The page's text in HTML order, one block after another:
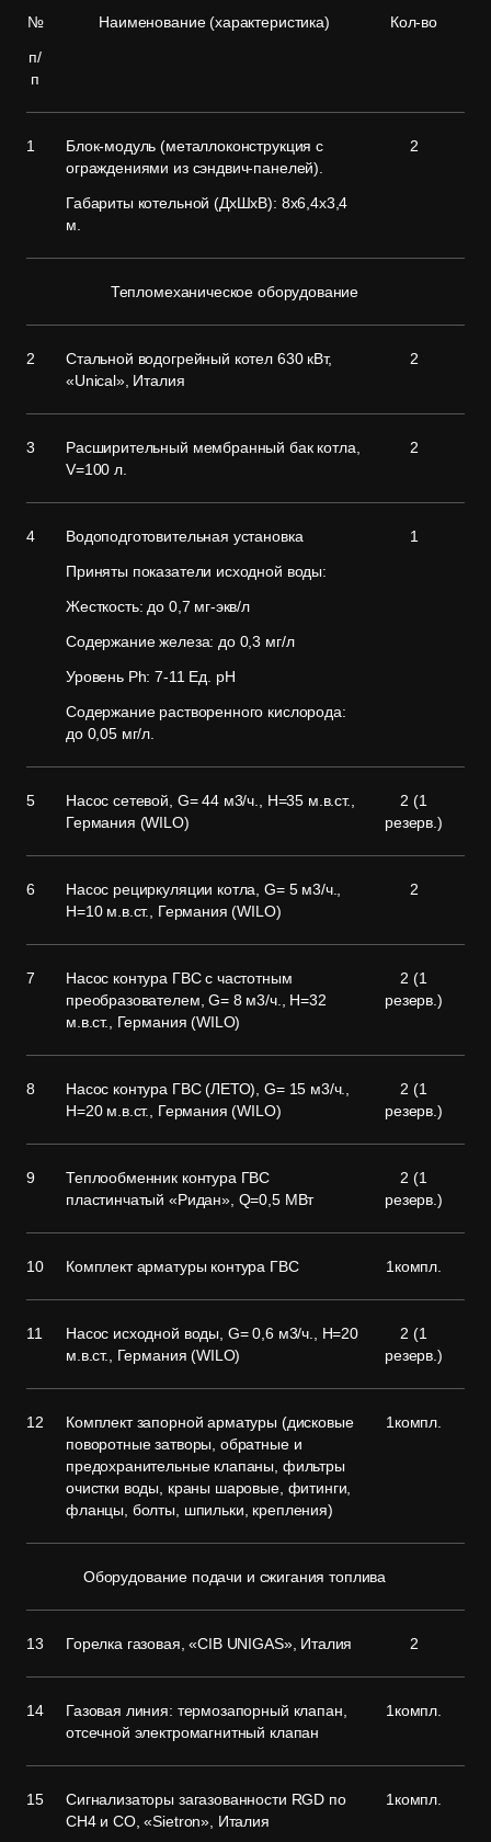
№
п/
п
Наименование (характеристика) Кол-во
1
Блок-модуль (металлоконструкция с
ограждениями из сэндвич-панелей).
Габариты котельной (ДхШхВ): 8х6,4х3,4
м.
2
Тепломеханическое оборудование
2
Стальной водогрейный котел 630 кВт,
«Unical», Италия
2
3
Расширительный мембранный бак котла,
V=100 л.
2
4
Водоподготовительная установка
Приняты показатели исходной воды:
Жесткость: до 0,7 мг-экв/л
Содержание железа: до 0,3 мг/л
Уровень Ph: 7-11 Ед. рН
Содержание растворенного кислорода:
до 0,05 мг/л.
1
5
Насос сетевой, G= 44 м3/ч., H=35 м.в.ст.,
Германия (WILO)
2 (1
резерв.)
6
Насос рециркуляции котла, G= 5 м3/ч.,
H=10 м.в.ст., Германия (WILO)
2
7
Насос контура ГВС с частотным
преобразователем, G= 8 м3/ч., H=32
м.в.ст., Германия (WILO)
2 (1
резерв.)
8
Насос контура ГВС (ЛЕТО), G= 15 м3/ч.,
H=20 м.в.ст., Германия (WILO)
2 (1
резерв.)
9
Теплообменник контура ГВС
пластинчатый «Ридан», Q=0,5 МВт
2 (1
резерв.)
10 Комплект арматуры контура ГВС 1компл.
11
Насос исходной воды, G= 0,6 м3/ч., H=20
м.в.ст., Германия (WILO)
2 (1
резерв.)
12
Комплект запорной арматуры (дисковые
поворотные затворы, обратные и
предохранительные клапаны, фильтры
очистки воды, краны шаровые, фитинги,
фланцы, болты, шпильки, крепления)
1компл.
Оборудование подачи и сжигания топлива
13 Горелка газовая, «CIB UNIGAS», Италия 2
14
Газовая линия: термозапорный клапан,
отсечной электромагнитный клапан
1компл.
15
Сигнализаторы загазованности RGD по
CH4 и CO, «Sietron», Италия
1компл.